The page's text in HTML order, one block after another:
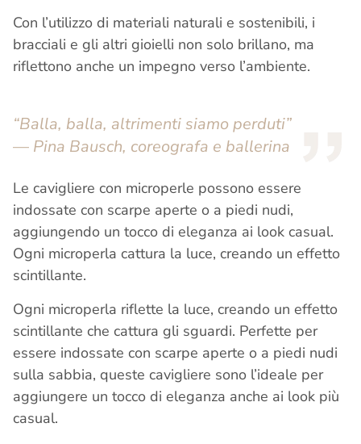
Con l’utilizzo di materiali naturali e sostenibili, i
bracciali e gli altri gioielli non solo brillano, ma
riflettono anche un impegno verso l’ambiente.
“Balla, balla, altrimenti siamo perduti”
— Pina Bausch, coreografa e ballerina
Le cavigliere con microperle possono essere
indossate con scarpe aperte o a piedi nudi,
aggiungendo un tocco di eleganza ai look casual.
Ogni microperla cattura la luce, creando un effetto
scintillante.
Ogni microperla riflette la luce, creando un effetto
scintillante che cattura gli sguardi. Perfette per
essere indossate con scarpe aperte o a piedi nudi
sulla sabbia, queste cavigliere sono l’ideale per
aggiungere un tocco di eleganza anche ai look più
casual.